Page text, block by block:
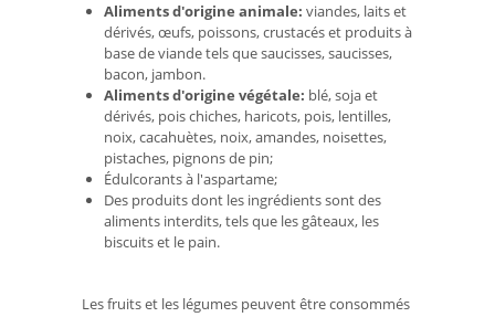
Aliments d'origine animale: viandes, laits et
dérivés, œufs, poissons, crustacés et produits à
base de viande tels que saucisses, saucisses,
bacon, jambon.
Aliments d'origine végétale: blé, soja et
dérivés, pois chiches, haricots, pois, lentilles,
noix, cacahuètes, noix, amandes, noisettes,
pistaches, pignons de pin;
Édulcorants à l'aspartame;
Des produits dont les ingrédients sont des
aliments interdits, tels que les gâteaux, les
biscuits et le pain.
Les fruits et les légumes peuvent être consommés